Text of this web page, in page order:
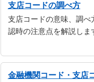
支店コードの調べ方
支店コードの意味、調べ
認時の注意点を解説しま
金融機関コード・支店